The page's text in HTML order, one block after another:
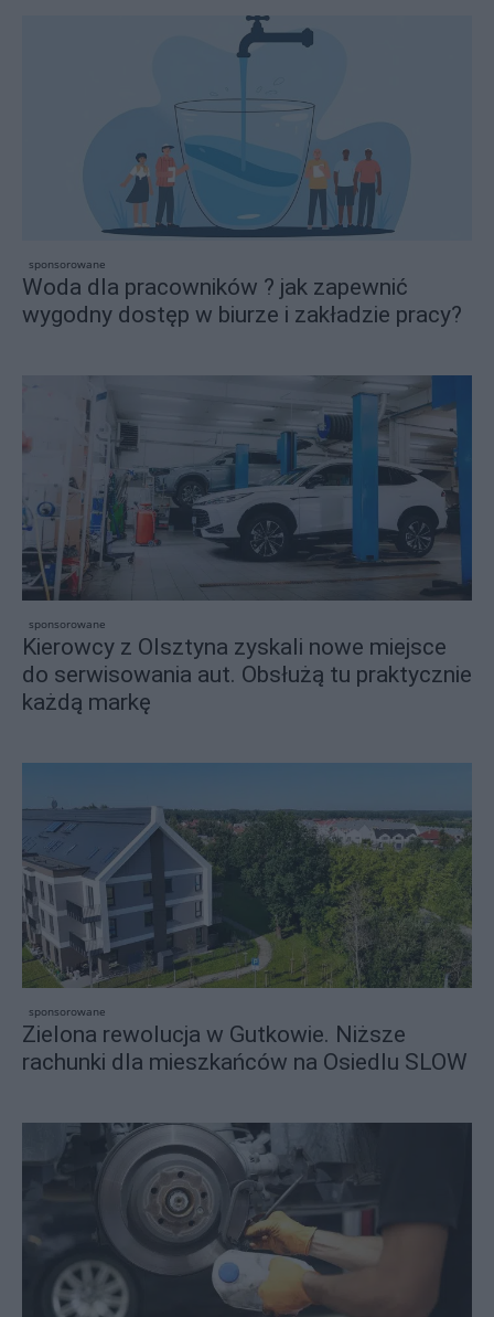
sponsorowane
Woda dla pracowników ? jak zapewnić
wygodny dostęp w biurze i zakładzie pracy?
sponsorowane
Kierowcy z Olsztyna zyskali nowe miejsce
do serwisowania aut. Obsłużą tu praktycznie
każdą markę
sponsorowane
Zielona rewolucja w Gutkowie. Niższe
rachunki dla mieszkańców na Osiedlu SLOW